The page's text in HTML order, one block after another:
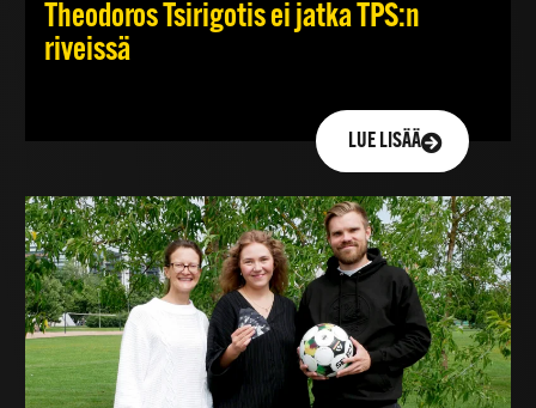
Theodoros Tsirigotis ei jatka TPS:n
riveissä
LUE LISÄÄ